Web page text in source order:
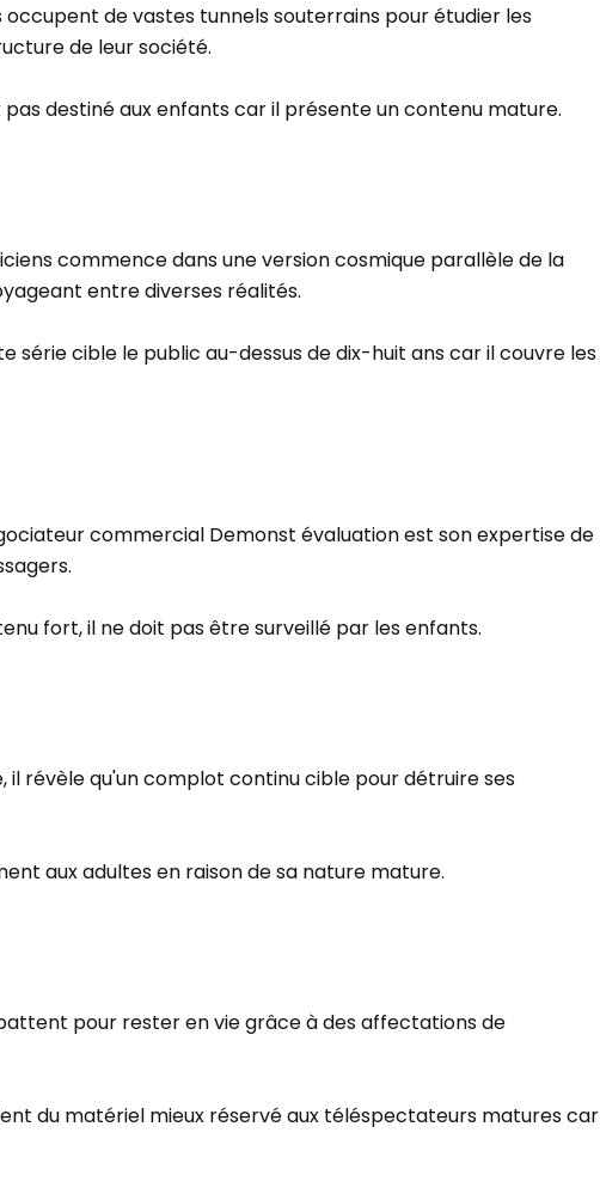
de vastes tunnels souterrains pour étudier les
de leur société.
destiné aux enfants car il présente un contenu mature.
commence dans une version cosmique parallèle de la
entre diverses réalités.
série cible le public au-dessus de dix-huit ans car il couvre les
commercial Demonst évaluation est son expertise de
fort, il ne doit pas être surveillé par les enfants.
révèle qu'un complot continu cible pour détruire ses
aux adultes en raison de sa nature mature.
pour rester en vie grâce à des affectations de
du matériel mieux réservé aux téléspectateurs matures car